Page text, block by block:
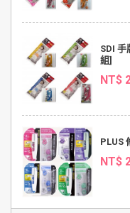
SDI 手
組]
NT$
PLUS
NT$